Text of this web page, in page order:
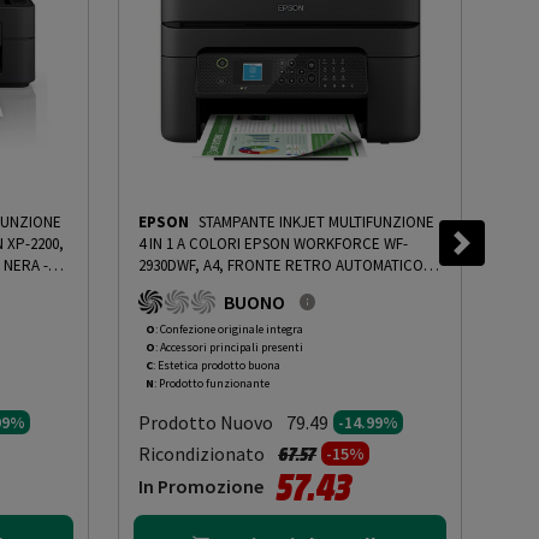
XP-2200,
-
da
EPSON STAMPANTE INKJET MULTIFUNZIONE
4 IN 1 A COLORI EPSON WORKFORCE WF-
2930DWF, A4, FRONTE RETRO AUTOMATICO,
WIFI, NERA - PRMG GRADING OOCN - 14.99%
PRMG GRADING OOCN - 14.99%
BUONO
O: Confezione originale integra
O: Accessori principali presenti
C: Estetica prodotto buona
N: Prodotto funzionante
Prodotto Nuovo 79.49 -14.99%
Ricondizionato Prezzo ridotto da
67.57a-15%
In Promozione 57.43